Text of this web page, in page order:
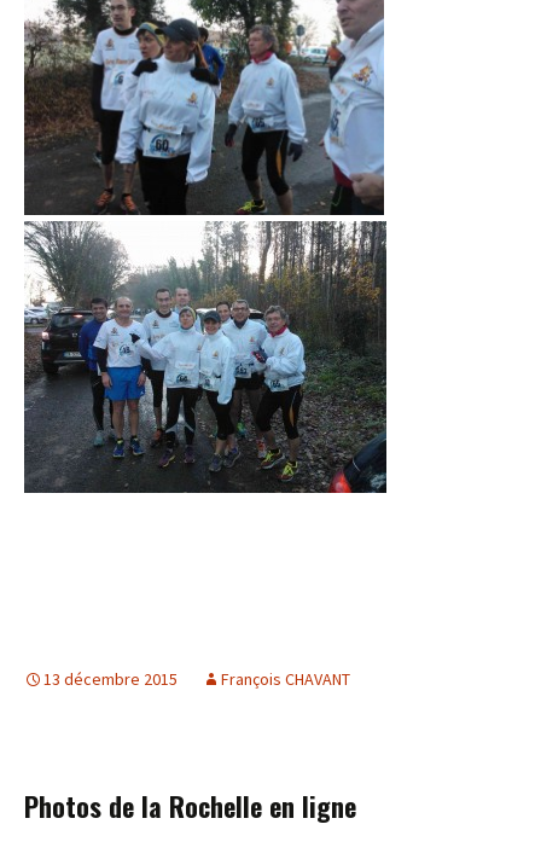
13 décembre 2015 François CHAVANT
Photos de la Rochelle en ligne